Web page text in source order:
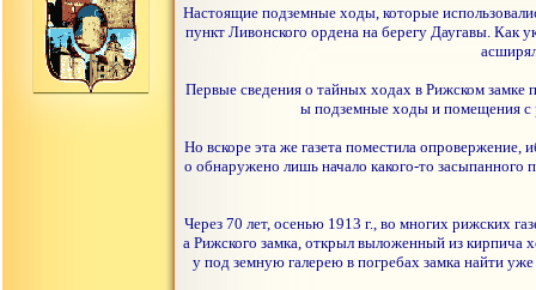
Настоящие подземные ходы, которые
пункт Ливонского ордена на берегу Даугавы. Как
Первые сведения о тайных ходах в Рижском замке
ы подземные ходы и помещения с
Но вскоре эта же газета поместила опровержение,
о обнаружено лишь начало какого-то засыпанного
Через 70 лет, осенью 1913 г., во многих рижских
а Рижского замка, открыл выложенный из кирпича
у под земную галерею в погребах замка найти